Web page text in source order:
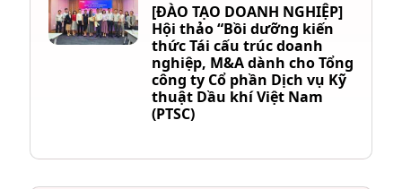
[ĐÀO TẠO DOANH NGHIỆP]
Hội thảo “Bồi dưỡng kiến
thức Tái cấu trúc doanh
nghiệp, M&A dành cho Tổng
công ty Cổ phần Dịch vụ Kỹ
thuật Dầu khí Việt Nam
(PTSC)